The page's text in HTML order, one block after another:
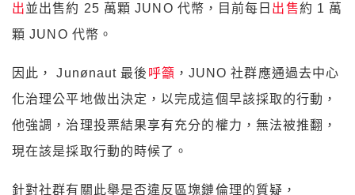
出並出售約 25 萬顆 JUNO 代幣，目前每日 出售約 1 萬
顆 JUNO 代幣。
因此， Junønaut 最後 呼籲 ，JUNO 社群應通過去中心
化治理公平地做出決定，以完成這個早該採取的行動，
他強調，治理投票結果享有充分的權力，無法被推翻，
現在該是採取行動的時候了。
針對社群有關此舉是否違反區塊鏈倫理的質疑，